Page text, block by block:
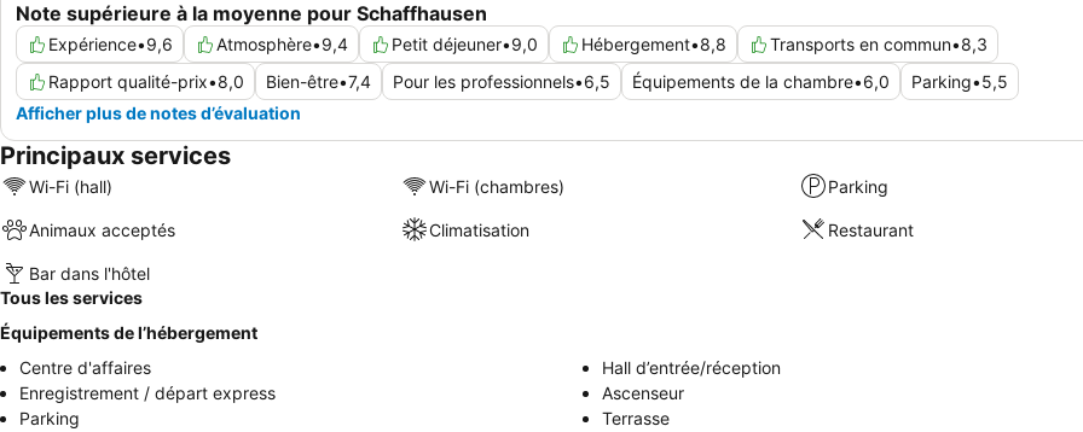
Note supérieure à la moyenne pour Schaffhausen
Expérience•9,6 Atmosphère•9,4 Petit déjeuner•9,0 Hébergement•8,8 Transports en commun•8,3
Rapport qualité-prix•8,0 Bien-être•7,4 Pour les professionnels•6,5 Équipements de la chambre•6,0 Parking•5,5
Afficher plus de notes d’évaluation
Principaux services
Wi-Fi (hall) Wi-Fi (chambres) Parking
Animaux acceptés Climatisation Restaurant
Bar dans l'hôtel
Tous les services
Équipements de l’hébergement
Centre d'affaires
Hall d’entrée/réception
Enregistrement / départ express
Ascenseur
Parking
Terrasse